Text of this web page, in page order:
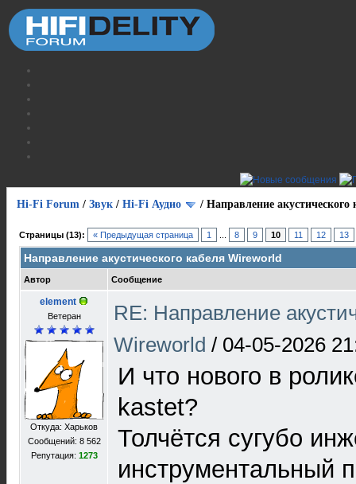
Hi-Fi Forum / Звук / Hi-Fi Аудио / Направление
Страницы (13): « Предыдущая страница 1 8 9 10 11 12 13
Направление акустического кабеля Wireworld
Автор Сообщение
element
Ветеран
Откуда: Харьков
Сообщений: 8 562
Репутация: 1273
RE: Направление
Wireworld / 04-05-2026
И что нового в
kastet?
Толчётся сугубо
инструментальный